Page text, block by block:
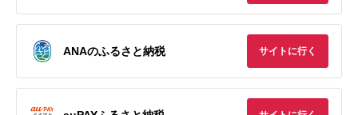
ANAのふるさと納税 サイトに行く